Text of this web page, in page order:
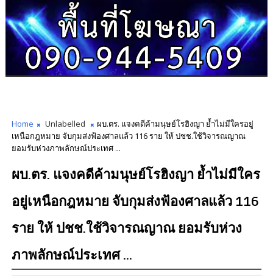
Home Unlabelled
ผบ.ตร. แจงคดีค้ามนุษย์โรฮิงญา ย้ำไม่มีใครอยู่
เหนือกฎหมาย จับกุมส่งฟ้องศาลแล้ว 116 ราย ให้ ปชช.ใช้วิจารณญาณ
ยอมรับห่วงภาพลักษณ์ประเทศ ...
ผบ.ตร. แจงคดีค้ามนุษย์โรฮิงญา ย้ำไม่มีใคร
อยู่เหนือกฎหมาย จับกุมส่งฟ้องศาลแล้ว 116
ราย ให้ ปชช.ใช้วิจารณญาณ ยอมรับห่วง
ภาพลักษณ์ประเทศ ...